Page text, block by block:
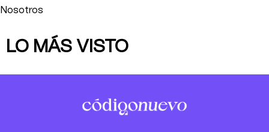
Nosotros
LO MÁS VISTO